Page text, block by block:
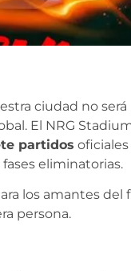
ciudad no será
El NRG
partidos
eliminatorias.
los amantes del
persona.